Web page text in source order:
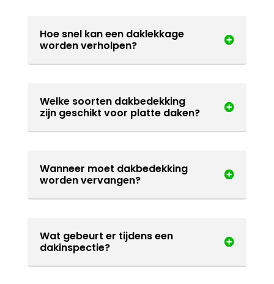
Hoe snel kan een daklekkage
worden verholpen?
Welke soorten dakbedekking
zijn geschikt voor platte daken?
Wanneer moet dakbedekking
worden vervangen?
Wat gebeurt er tijdens een
dakinspectie?